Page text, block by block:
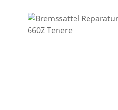
Yamaha XT-660X 2004-
660Z Tenere 2008 -
660ZA Tenere 2011 -